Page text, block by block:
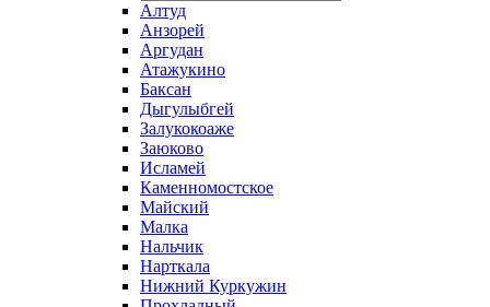
Алтуд
Анзорей
Аргудан
Атажукино
Баксан
Дыгулыбгей
Залукокоаже
Заюково
Исламей
Каменномостское
Майский
Малка
Нальчик
Нарткала
Нижний Куркужин